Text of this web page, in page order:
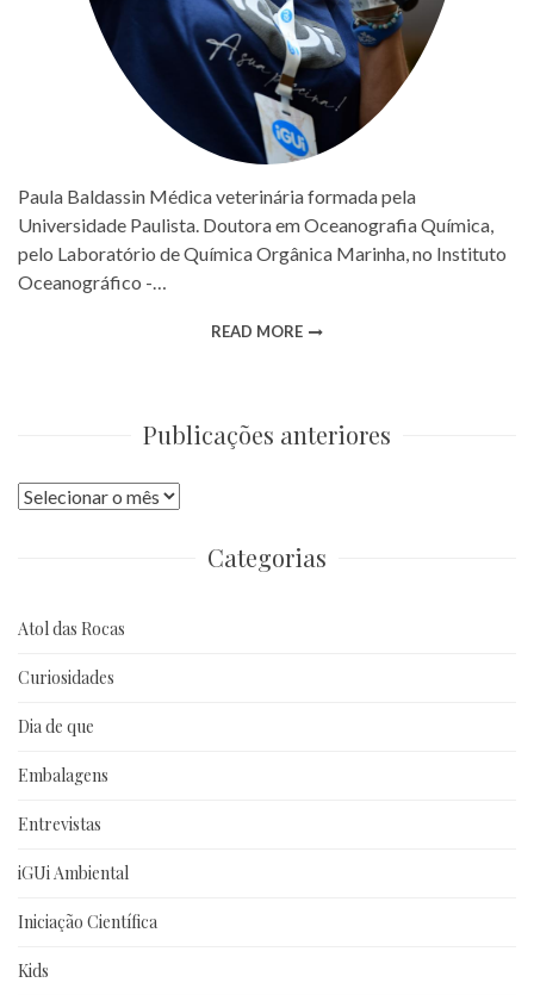
Paula Baldassin Médica veterinária formada pela
Universidade Paulista. Doutora em Oceanografia Química,
pelo Laboratório de Química Orgânica Marinha, no Instituto
Oceanográfico -…
READ MORE
Publicações anteriores
Publicações
Categorias
Atol das Rocas
Curiosidades
Dia de que
Embalagens
Entrevistas
iGUi Ambiental
Iniciação Científica
Kids